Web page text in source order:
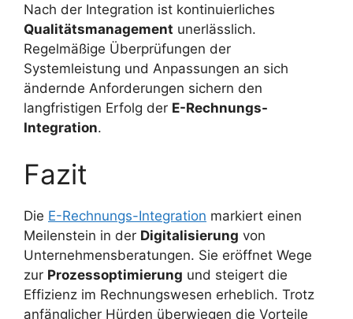
Nach der Integration ist kontinuierliches
Qualitätsmanagement unerlässlich.
Regelmäßige Überprüfungen der
Systemleistung und Anpassungen an sich
ändernde Anforderungen sichern den
langfristigen Erfolg der E-Rechnungs-
Integration.
Fazit
Die E-Rechnungs-Integration markiert einen
Meilenstein in der Digitalisierung von
Unternehmensberatungen. Sie eröffnet Wege
zur Prozessoptimierung und steigert die
Effizienz im Rechnungswesen erheblich. Trotz
anfänglicher Hürden überwiegen die Vorteile